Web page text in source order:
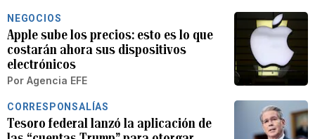
NEGOCIOS
Apple sube los precios: esto es lo que
costarán ahora sus dispositivos
electrónicos
Por Agencia EFE
CORRESPONSALÍAS
Tesoro federal lanzó la aplicación de